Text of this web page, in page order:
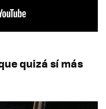
quizá sí más